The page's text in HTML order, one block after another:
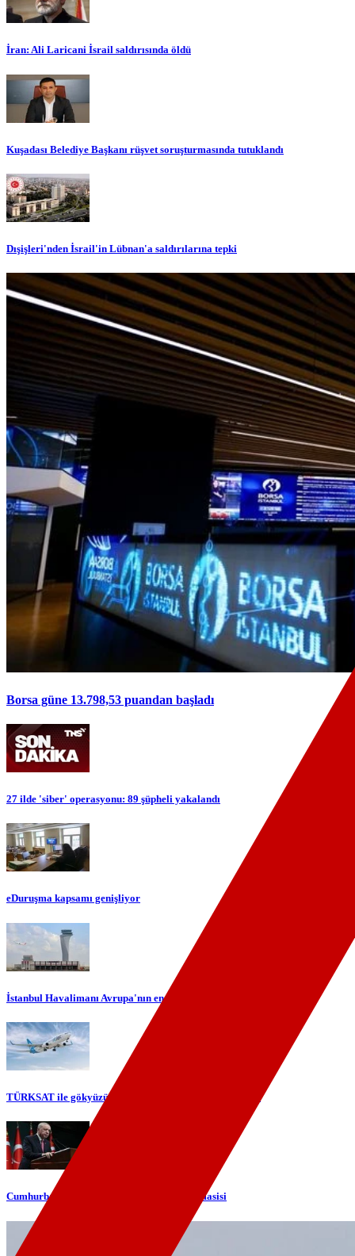
İran: Ali Laricani İsrail saldırısında öldü
Kuşadası Belediye Başkanı rüşvet soruşturmasında tutuklandı
Dışişleri'nden İsrail'in Lübnan'a saldırılarına tepki
Borsa güne 13.798,53 puandan başladı
27 ilde 'siber' operasyonu: 89 şüpheli yakalandı
eDuruşma kapsamı genişliyor
İstanbul Havalimanı Avrupa'nın en yoğun havalimanı oldu
TÜRKSAT ile gökyüzünde yerli internet dönemi başlıyor
Cumhurbaşkanı Erdoğan'dan telefon diplomasisi